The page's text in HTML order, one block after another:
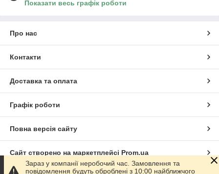
Показати весь графік роботи
Про нас
Контакти
Доставка та оплата
Графік роботи
Повна версія сайту
Сайт створено на маркетплейсі Prom.ua
Зараз у компанії неробочий час. Замовлення та
повідомлення будуть оброблені з 10:00 найближчого